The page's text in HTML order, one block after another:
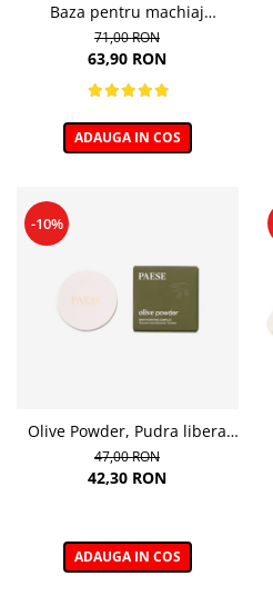
Baza pentru machiaj
Matifianta - 30ml
71,00 RON
63,90 RON
ADAUGA IN COS
-10%
Olive Powder, Pudra libera
hidratanta - 6 g
47,00 RON
42,30 RON
ADAUGA IN COS